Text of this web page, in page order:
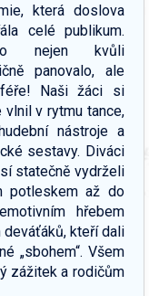
která doslova
celé publikum.
nejen kvůli
panovalo, ale
Naši žáci si
v rytmu tance,
nástroje a
sestavy. Diváci
statečně vydrželi
potleskem až do
hřebem
deváťáků, kteří dali
„sbohem“. Všem
zážitek a rodičům